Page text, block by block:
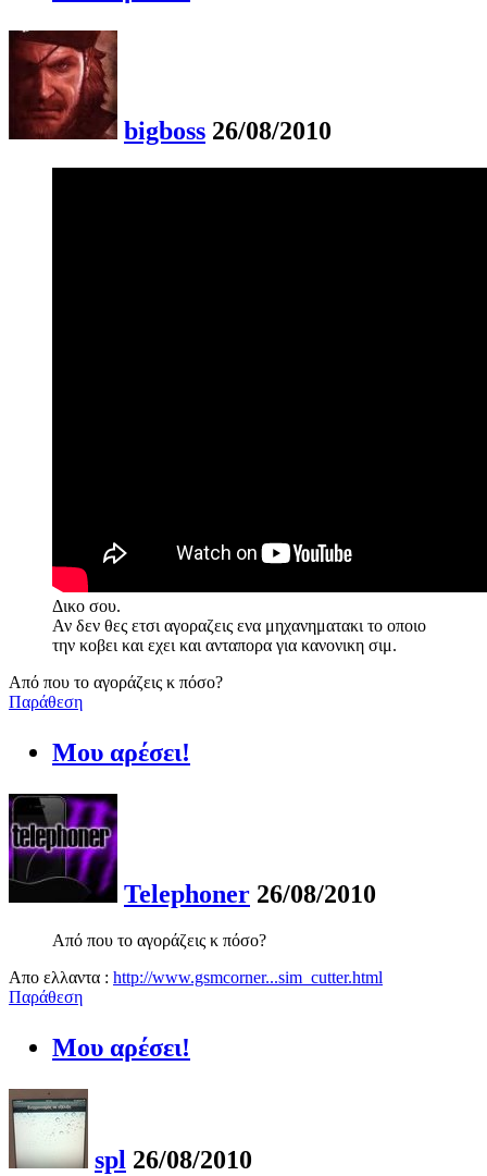
bigboss 26/08/2010
Δικο σου.
Αν δεν θες ετσι αγοραζεις ενα μηχανηματακι το οποιο
την κοβει και εχει και ανταπορα για κανονικη σιμ.
Από που το αγοράζεις κ πόσο?
Παράθεση
Μου αρέσει!
Telephoner 26/08/2010
Από που το αγοράζεις κ πόσο?
Απο ελλαντα : http://www.gsmcorner...sim_cutter.html
Παράθεση
Μου αρέσει!
spl 26/08/2010